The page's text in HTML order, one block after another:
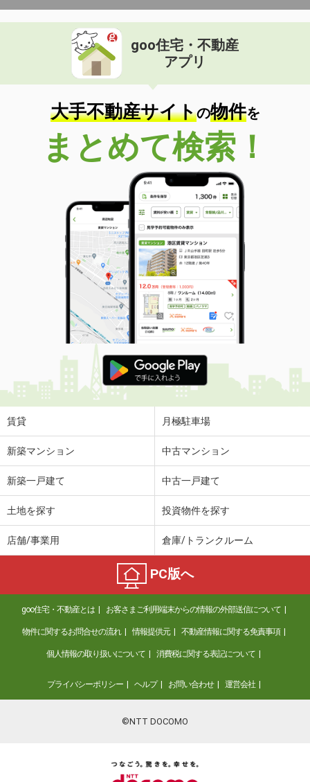
goo住宅・不動産
アプリ
大手不動産サイトの物件を
まとめて検索！
賃貸 月極駐車場
新築マンション 中古マンション
新築一戸建て 中古一戸建て
土地を探す 投資物件を探す
店舗/事業用 倉庫/トランクルーム
PC版へ
goo住宅・不動産とは お客さまご利用端末からの情報の外部送信について
物件に関するお問合せの流れ 情報提供元 不動産情報に関する免責事項
個人情報の取り扱いについて 消費税に関する表記について
プライバシーポリシー ヘルプ お問い合わせ 運営会社
©NTT DOCOMO